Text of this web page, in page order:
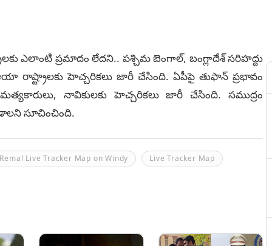
ఎలాంటి ప్రమాదం లేదని.. పశ్చిమ బెంగాల్, బంగ్లాదేశ్ సరిహద్దు
రాష్ట్రాలకు హెచ్చరికలు జారీ చేసింది. ఏపీపై తుఫాన్ ప్రభావం
నావికులకు హెచ్చరికలు జారీ చేసింది. సముద్రం
సూచించింది.
Live Tracker Map on Windy Live Tracker Map